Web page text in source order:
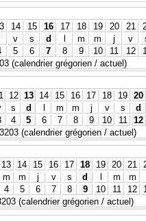
14 15 16 17 18 19 20 21
v s d m m j v
5 6 7 8 9 10 11 12
(calendrier grégorien / actuel)
12 13 14 15 16 17 18 19 20
s d m m j v s d
4 5 6 7 8 9 10 11 12
(calendrier grégorien / actuel)
13 14 15 16 17 18 19 20 21
m m j v s d m m
4 5 6 7 8 9 10 11 12
(calendrier grégorien / actuel)